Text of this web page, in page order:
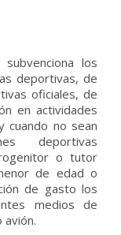
los
deportivas, de
oficiales, de
en actividades
cuando no sean
deportivas
o tutor
de edad o
de gasto los
medios de